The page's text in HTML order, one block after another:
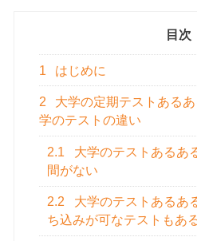
目次
1 はじめに
2
大学の定期テストある
学のテストの違い
2.1
大学のテストあるあ
間がない
2.2
大学のテストあるあ
ち込みが可なテストもあ